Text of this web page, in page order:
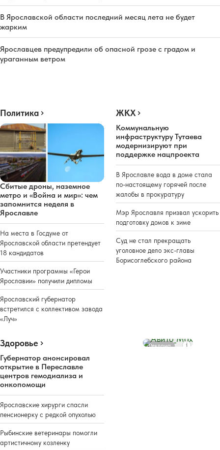
В Ярославской области последний месяц лета не будет
жарким
Ярославцев предупредили об опасной грозе с градом и
ураганным ветром
Политика
Сбитые дроны, наземное
метро и «Война и мир»: чем
запомнится неделя в
Ярославле
На места в Госдуме от
Ярославской области претендует
18 кандидатов
Участники программы «Герои
Ярославии» получили дипломы
Ярославский губернатор
встретился с коллективом завода
«Луч»
ЖКХ
Коммунальную
инфраструктуру Тутаева
модернизируют при
поддержке нацпроекта
В Ярославле вода в доме стала
по-настоящему горячей после
жалобы в прокуратуру
Мэр Ярославля призвал ускорить
подготовку домов к зиме
Суд не стал прекращать
уголовное дело экс-главы
Борисоглебского района
Здоровье
Губернатор анонсировал
открытие в Переславле
центров гемодиализа и
онкопомощи
Ярославские хирурги спасли
пенсионерку с редкой опухолью
Рыбинские ветеринары помогли
артистичному козленку
Реклама